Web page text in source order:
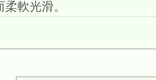
軟光滑。